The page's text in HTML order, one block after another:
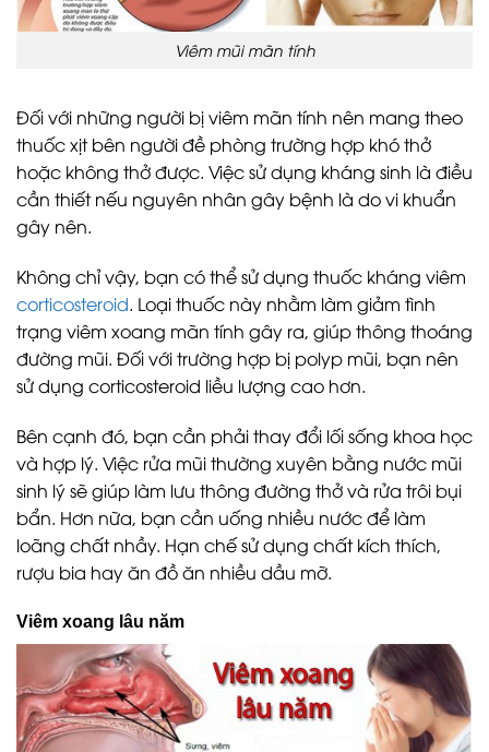
Viêm mũi mãn tính
Đối với những người bị viêm mãn tính nên mang theo
thuốc xịt bên người đề phòng trường hợp khó thở
hoặc không thở được. Việc sử dụng kháng sinh là điều
cần thiết nếu nguyên nhân gây bệnh là do vi khuẩn
gây nên.
Không chỉ vậy, bạn có thể sử dụng thuốc kháng viêm
corticosteroid. Loại thuốc này nhằm làm giảm tình
trạng viêm xoang mãn tính gây ra, giúp thông thoáng
đường mũi. Đối với trường hợp bị polyp mũi, bạn nên
sử dụng corticosteroid liều lượng cao hơn.
Bên cạnh đó, bạn cần phải thay đổi lối sống khoa học
và hợp lý. Việc rửa mũi thường xuyên bằng nước mũi
sinh lý sẽ giúp làm lưu thông đường thở và rửa trôi bụi
bẩn. Hơn nữa, bạn cần uống nhiều nước để làm
loãng chất nhầy. Hạn chế sử dụng chất kích thích,
rượu bia hay ăn đồ ăn nhiều dầu mỡ.
Viêm xoang lâu năm